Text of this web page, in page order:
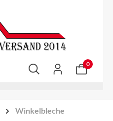
0
Winkelbleche